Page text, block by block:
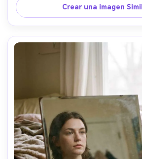
sombras controladas, estado de
textura de piel realista, alta
Crear una imagen